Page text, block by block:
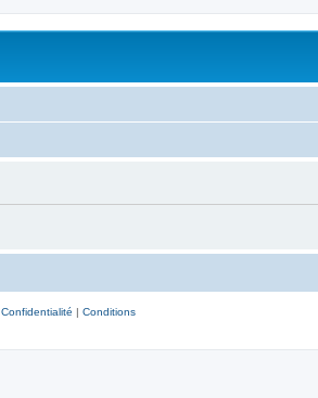
Confidentialité | Conditions